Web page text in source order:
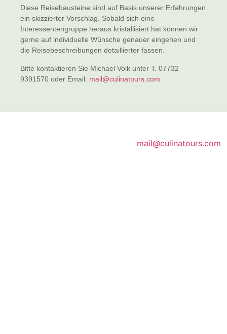
Diese Reisebausteine sind auf Basis unserer Erfahrungen
ein skizzierter Vorschlag. Sobald sich eine
Interessentengruppe heraus kristallisiert hat können wir
gerne auf individuelle Wünsche genauer eingehen und
die Reisebeschreibungen detaillierter fassen.
Bitte kontaktieren Sie Michael Volk unter T. 07732
9391570 oder Email: mail@culinatours.com
mail@culinatours.com